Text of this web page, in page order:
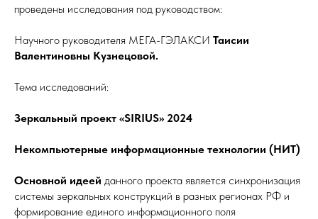
проведены исследования под руководством:
Научного руководителя МЕГА-ГЭЛАКСИ Таисии
Валентиновны Кузнецовой.
Тема исследований:
Зеркальный проект «SIRIUS» 2024
Некомпьютерные информационные технологии (НИТ)
Основной идеей данного проекта является синхронизация
системы зеркальных конструкций в разных регионах РФ и
формирование единого информационного поля